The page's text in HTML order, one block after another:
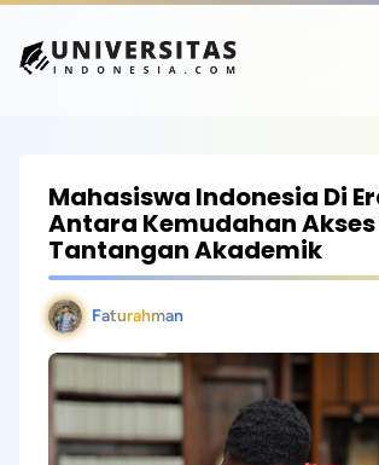
Mahasiswa Indonesia Di
Antara Kemudahan Akses
Tantangan Akademik
Faturahman